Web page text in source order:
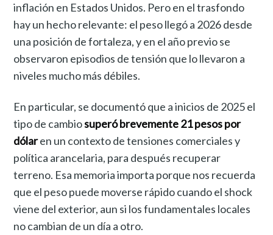
inflación en Estados Unidos. Pero en el trasfondo
hay un hecho relevante: el peso llegó a 2026 desde
una posición de fortaleza, y en el año previo se
observaron episodios de tensión que lo llevaron a
niveles mucho más débiles.
En particular, se documentó que a inicios de 2025 el
tipo de cambiosuperó brevemente 21 pesos por
dólaren un contexto de tensiones comerciales y
política arancelaria, para después recuperar
terreno. Esa memoria importa porque nos recuerda
que el peso puede moverse rápido cuando el shock
viene del exterior, aun si los fundamentales locales
no cambian de un día a otro.